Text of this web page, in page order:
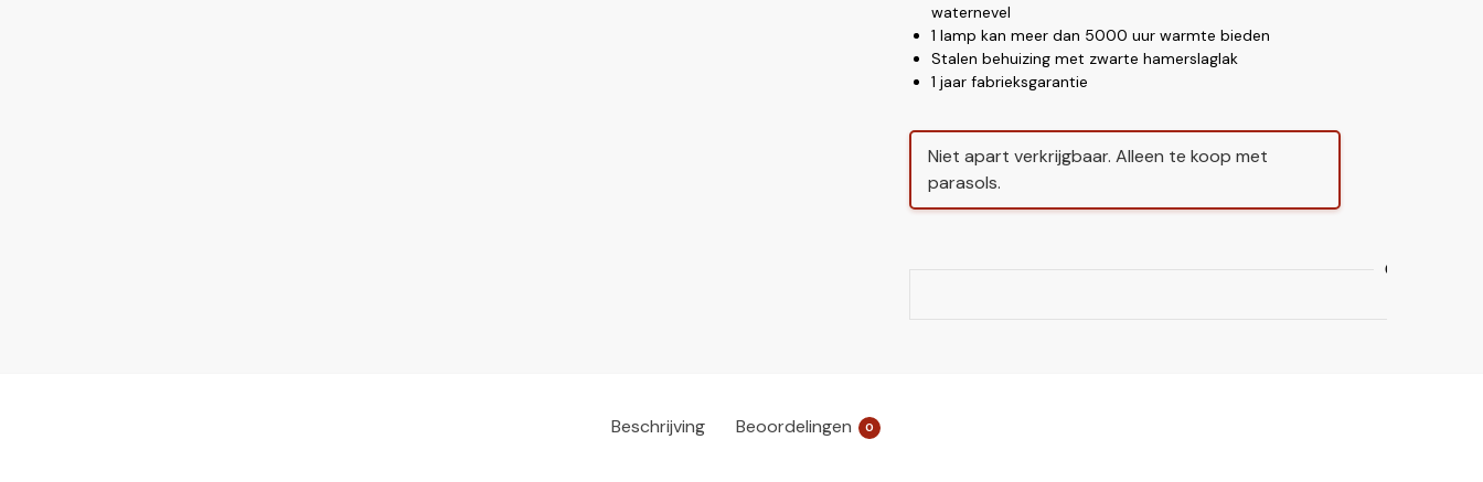
waternevel
1 lamp kan meer dan 5000 uur warmte bieden
Stalen behuizing met zwarte hamerslaglak
1 jaar fabrieksgarantie
Niet apart verkrijgbaar. Alleen te koop met
parasols.
Beschrijving Beoordelingen 0